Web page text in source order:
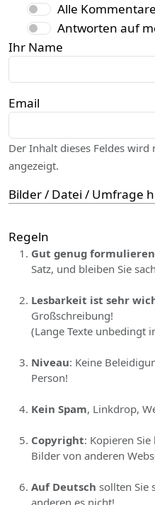
Alle Kommentare
Antworten auf
Ihr Name
Email
Der Inhalt dieses Feldes
angezeigt.
Bilder / Datei / Umfrage
Regeln
Gut genug formulieren
Satz, und bleiben Sie
Lesbarkeit ist sehr
Großschreibung!
(Lange Texte unbedingt
Niveau: Keine
Person!
Kein Spam, Linkdrop,
Copyright: Kopieren
Bilder von anderen
Auf Deutsch sollten Sie